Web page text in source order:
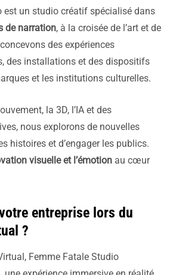
est un studio créatif spécialisé dans
de narration, à la croisée de l’art et de
des expériences
des installations et des dispositifs
et les institutions culturelles.
la 3D, l’IA et des
nous explorons de nouvelles
histoires et d’engager les publics.
visuelle et l’émotion au cœur
entreprise lors du
?
Femme Fatale Studio